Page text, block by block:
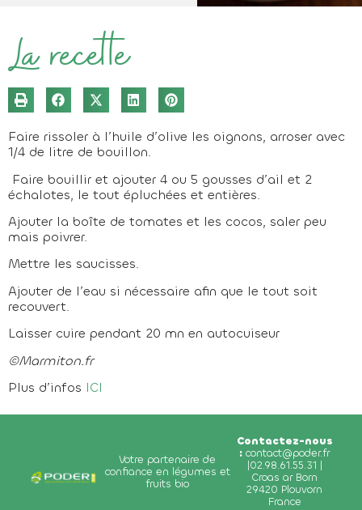
La recette
Faire rissoler à l’huile d’olive les oignons, arroser avec
1/4 de litre de bouillon.
Faire bouillir et ajouter 4 ou 5 gousses d’ail et 2
échalotes, le tout épluchées et entières.
Ajouter la boîte de tomates et les cocos, saler peu
mais poivrer.
Mettre les saucisses.
Ajouter de l’eau si nécessaire afin que le tout soit
recouvert.
Laisser cuire pendant 20 mn en autocuiseur
©Marmiton.fr
Plus d’infos ICI
Votre partenaire de
confiance en légumes et
fruits bio
Contactez-nous
: contact@poder.fr
|02.98.61.55.31 |
Croas ar Born
29420 Plouvorn
France